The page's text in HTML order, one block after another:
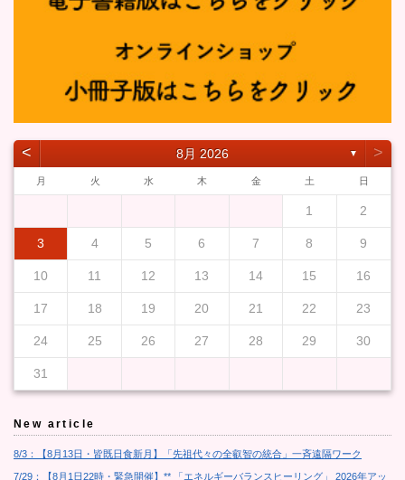
˂ 8月 2026 ▼ ˃
月 火 水 木 金 土 日
1 2
3 4 5 6 7 8 9
10 11 12 13 14 15 16
17 18 19 20 21 22 23
24 25 26 27 28 29 30
31
New article
8/3：【8月13日・皆既日食新月】「先祖代々の全叡智の統合」一斉遠隔ワーク
7/29：【8月1日22時・緊急開催】** 「エネルギーバランスヒーリング」 2026年アッ